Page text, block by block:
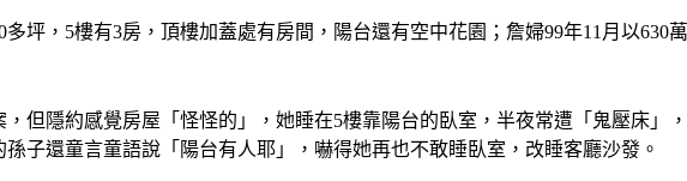
坪，5樓有3房，頂樓加蓋處有房間，陽台還有空中花園；詹婦99年11月以630
但隱約感覺房屋「怪怪的」，她睡在5樓靠陽台的臥室，半夜常遭「鬼壓床」
子還童言童語說「陽台有人耶」，嚇得她再也不敢睡臥室，改睡客廳沙發。